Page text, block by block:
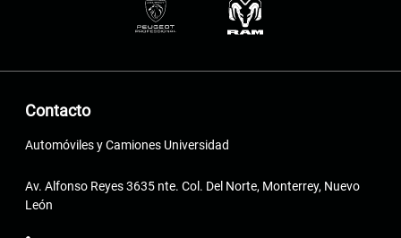
Contacto
Automóviles y Camiones Universidad
Av. Alfonso Reyes 3635 nte. Col. Del Norte, Monterrey, Nuevo
León